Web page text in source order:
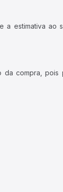
estimativa ao
da compra, pois